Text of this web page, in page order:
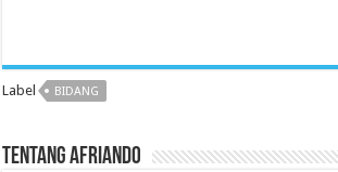
Label BIDANG
Tentang Afriando